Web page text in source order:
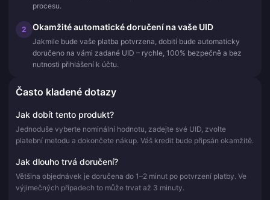
procesu.
2 Okamžité automatické doručení na vaše UID
Jakmile bude vaše platba potvrzena, dobití bude automaticky
doručeno na vámi zadané UID – rychle, 100% bezpečně a bez
nutnosti přihlášení k účtu.
Často kladené dotazy
Jak dobít tento produkt?
Jednoduše vyberte nominální hodnotu, zadejte své UID, zvolte
platební metodu a dokončete nákup. Váš kredit bude připsán okamžitě.
Jak dlouho trvá doručení?
Většina objednávek je doručena do 1–2 minut po potvrzení platby. Ve
výjimečných případech to může trvat až 3 minuty.